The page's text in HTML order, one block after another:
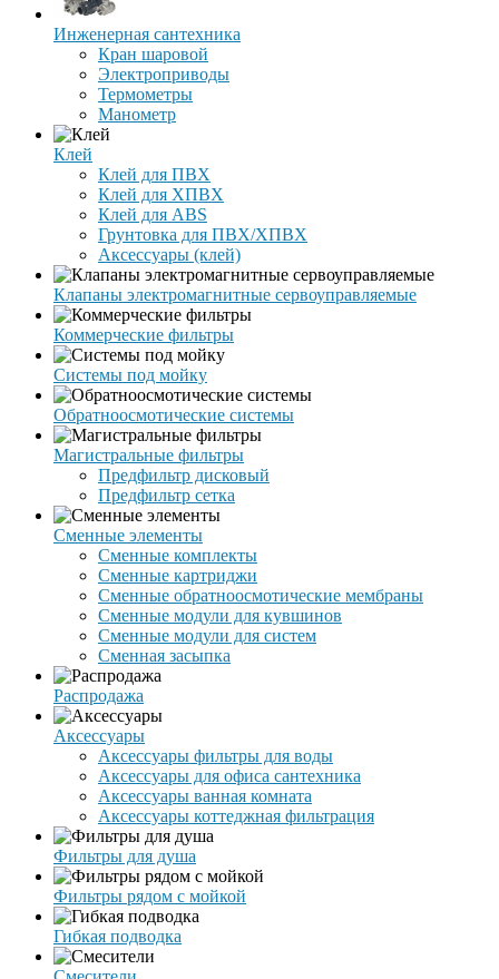
Инженерная сантехника
Кран шаровой
Электроприводы
Термометры
Манометр
Клей
Клей для ПВХ
Клей для ХПВХ
Клей для ABS
Грунтовка для ПВХ/ХПВХ
Аксессуары (клей)
Клапаны электромагнитные сервоуправляемые
Коммерческие фильтры
Системы под мойку
Обратноосмотические системы
Магистральные фильтры
Предфильтр дисковый
Предфильтр сетка
Сменные элементы
Сменные комплекты
Сменные картриджи
Сменные обратноосмотические мембраны
Сменные модули для кувшинов
Сменные модули для систем
Сменная засыпка
Распродажа
Аксессуары
Аксессуары фильтры для воды
Аксессуары для офиса сантехника
Аксессуары ванная комната
Аксессуары коттеджная фильтрация
Фильтры для душа
Фильтры рядом с мойкой
Гибкая подводка